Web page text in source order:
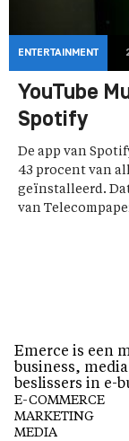
ENTERTAINMENT
YouTube
Spotify
De app van
43 procent van
geïnstalleerd.
van
Emerce is een
business,
beslissers in e-
E-COMMERCE
MARKETING
MEDIA